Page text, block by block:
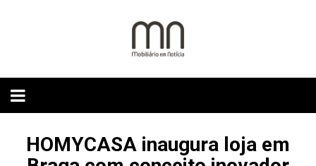
HOMYCASA inaugura loja em